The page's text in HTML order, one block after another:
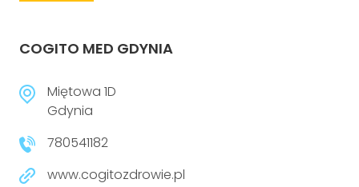
COGITO MED GDYNIA
Miętowa 1D
Gdynia
780541182
www.cogitozdrowie.pl